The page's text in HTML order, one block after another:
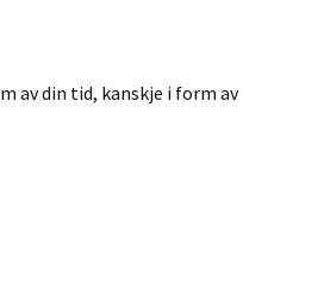
av din tid, kanskje i form av